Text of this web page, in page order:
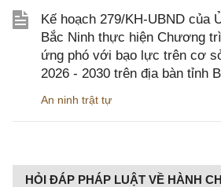
Kế hoạch 279/KH-UBND của
Bắc Ninh thực hiện Chương
ứng phó với bạo lực trên cơ
2026 - 2030 trên địa bàn tỉnh
An ninh trật tự
HỎI ĐÁP PHÁP LUẬT VỀ HÀNH